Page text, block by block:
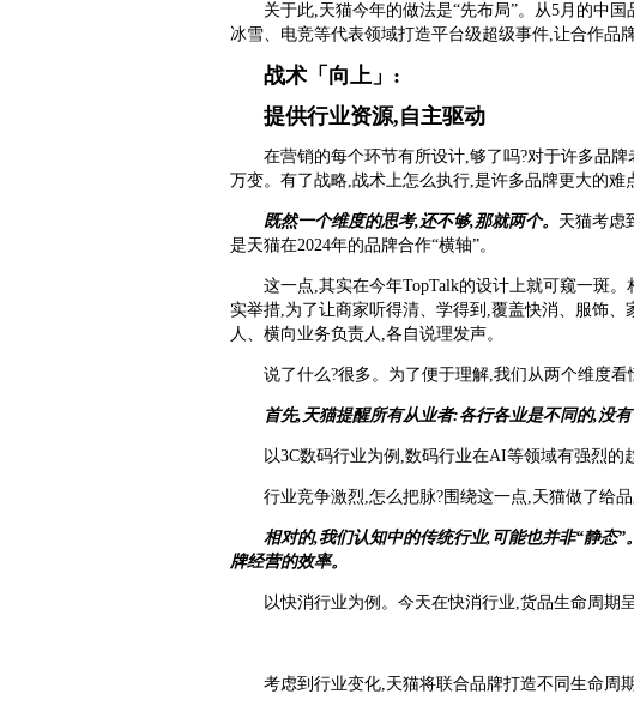
关于此,天猫今年的做法是“先布局”。从5月的中
冰雪、电竞等代表领域打造平台级超级事件,让合作品
战术 「 向上 」 :
提供行业资源,自主驱动
在营销的每个环节有所设计,够了吗?对于许多品
万变。有了战略,战术上怎么执行,是许多品牌更大的难
既然一个维度的思考,还不够,那就两个。 天猫考虑
是天猫在2024年的品牌合作“横轴”。
这一点,其实在今年TopTalk的设计上就可窥一斑
实举措,为了让商家听得清、学得到,覆盖快消、服饰
人、横向业务负责人,各自说理发声。
说了什么?很多。为了便于理解,我们从两个维度
首先,天猫提醒所有从业者:各行各业是不同的,没
以3C数码行业为例,数码行业在AI等领域有强烈的
行业竞争激烈,怎么把脉?围绕这一点,天猫做了给
相对的,我们认知中的传统行业,可能也并非“静态
牌经营的效率。
以快消行业为例。今天在快消行业,货品生命周期
考虑到行业变化,天猫将联合品牌打造不同生命周